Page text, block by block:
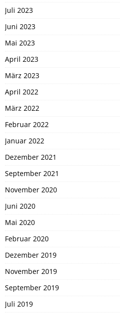
Juli 2023
Juni 2023
Mai 2023
April 2023
März 2023
April 2022
März 2022
Februar 2022
Januar 2022
Dezember 2021
September 2021
November 2020
Juni 2020
Mai 2020
Februar 2020
Dezember 2019
November 2019
September 2019
Juli 2019